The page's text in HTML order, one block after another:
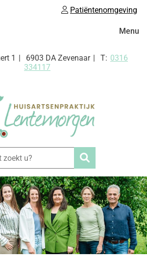
Patiëntenomgeving
1 6903 DA Zevenaar Tel:
0316
334117
Zoeken
Menu